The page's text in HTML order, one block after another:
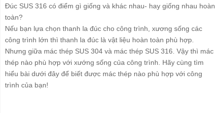
Đúc SUS 316 có điểm gì giống và khác nhau- hay giống nhau hoàn
toàn?
Nếu bạn lựa chọn thanh la đúc cho công trình, xương sống các
công trình lớn thì thanh la đúc là vật liệu hoàn toàn phù hợp.
Nhưng giữa mác thép SUS 304 và mác thép SUS 316. Vậy thì mác
thép nào phù hợp với xướng sống của công trình. Hãy cùng tìm
hiểu bài dưới đây để biết được mác thép nào phù hợp với công
trình của bạn!